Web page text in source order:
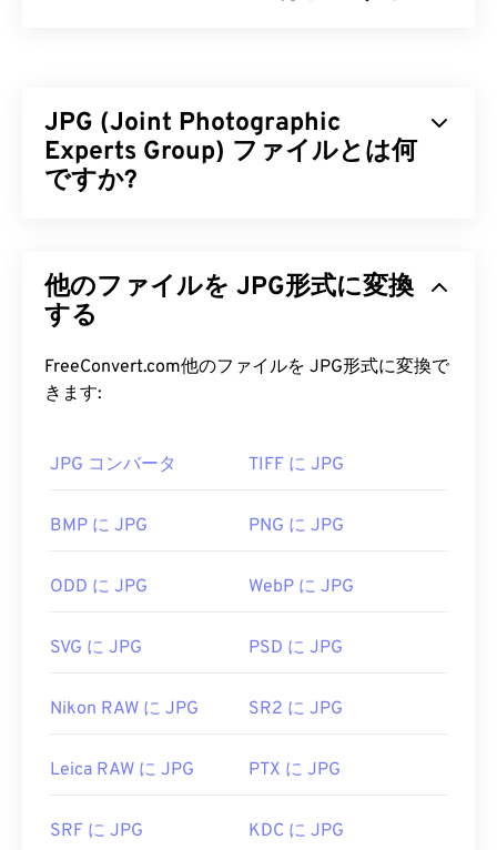
イル形式の一種です。非圧縮のBMPファイル形式
とは異なり、GIFはロスレス圧縮を採用し、音声な
しのアニメーションをサポートしています。GIFの
GIF ファイルを開くにはどうすれ
ばいいですか?
ほぼすべてのウェブブラウザがGIFをサポートして
のAppleのモバイルデバイスでも開くことができる
ケーション、Webブラウザ、オペレーティングシス
開いて編集するには、
Adobe Photoshop
は、 Microsoft Photos 、AdobePhotoshop
Adobe Illustrator などのAdobe画像ビューアおよび
JPG (Joint Photographic
Experts Group) ファイルとは何
ですか?
た汎用ファイル形式です。JPGの優れた圧縮率こそ
が、広く使用されている理由です。また、JPGファ
での転送やウェブサイトでの使用に最適です。当社
の JPEG圧縮
さらに高い圧縮率が必要な場合は、JPG を、より
ばいいですか?
ほぼすべての画像ビューアプログラムやアプリケー
常はデフォルトの画像ビューア、画像エディタ、ま
プリケーションを選択するには、右クリックして
JPGファイルは、
Chromeなどの一般的なウェブブ
他のファイルを JPG形式に変換
する
FreeConvert.com他のファイルを JPG形式に変換で
きます:
JPG コンバータ TIFF に JPG
BMP に JPG PNG に JPG
ODD に JPG WebP に JPG
SVG に JPG PSD に JPG
Nikon RAW に JPG SR2 に JPG
Leica RAW に JPG PTX に JPG
SRF に JPG KDC に JPG